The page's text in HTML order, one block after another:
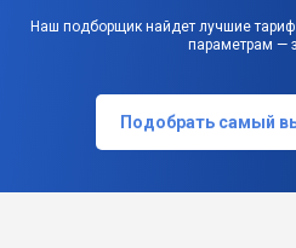
Наш подборщик найдет лучшие
параметрам —
Подобрать самый